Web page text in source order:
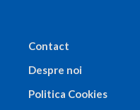
Contact
Despre noi
Politica Cookies